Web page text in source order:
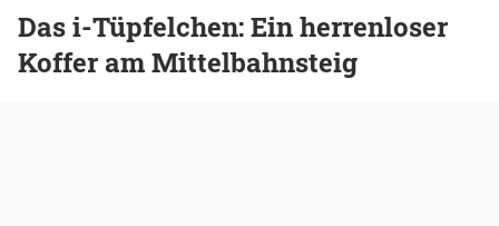
Das i-Tüpfelchen: Ein herrenloser
Koffer am Mittelbahnsteig